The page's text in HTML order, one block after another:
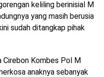
keliling berinisial M
yang masih berusia
sudah ditangkap pihak
Kombes Pol M
anaknya sebanyak